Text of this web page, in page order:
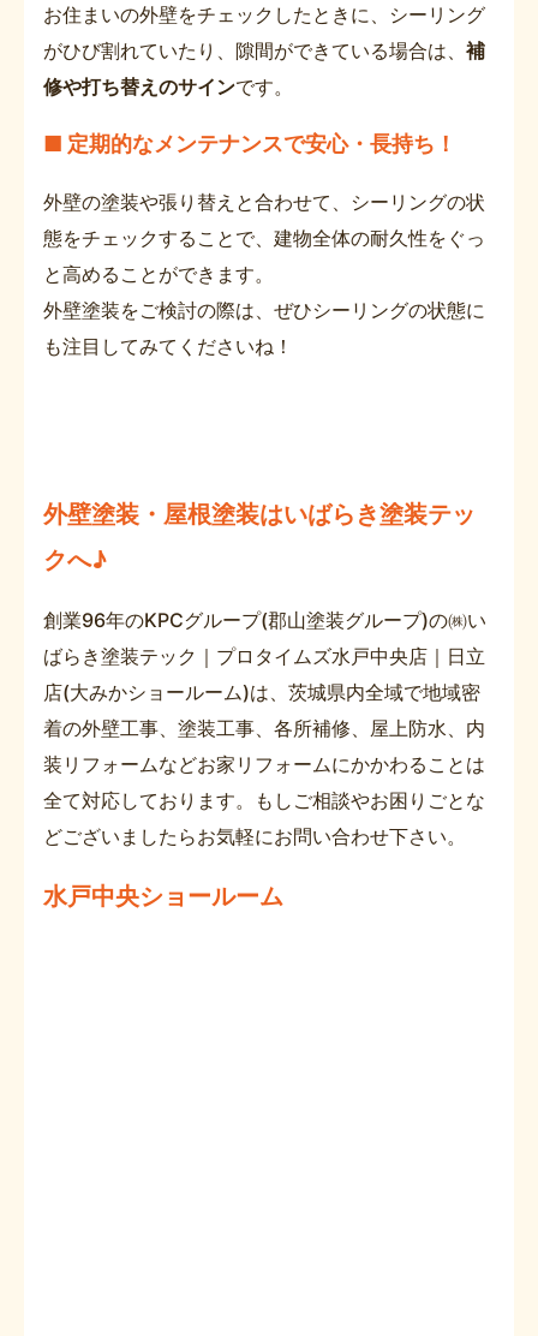
お住まいの外壁をチェックしたときに、シーリング
がひび割れていたり、隙間ができている場合は、 補
修や打ち替えのサインです。
■ 定期的なメンテナンスで安心・長持ち！
外壁の塗装や張り替えと合わせて、シーリングの状
態をチェックすることで、建物全体の耐久性をぐっ
と高めることができます。
外壁塗装をご検討の際は、ぜひシーリングの状態に
も注目してみてくださいね！
外壁塗装・屋根塗装はいばらき塗装テッ
クへ♪
創業96年のKPCグループ(郡山塗装グループ)の㈱い
ばらき塗装テック｜プロタイムズ水戸中央店｜日立
店(大みかショールーム)は、茨城県内全域で地域密
着の外壁工事、塗装工事、各所補修、屋上防水、内
装リフォームなどお家リフォームにかかわることは
全て対応しております。もしご相談やお困りごとな
どございましたらお気軽にお問い合わせ下さい。
水戸中央ショールーム